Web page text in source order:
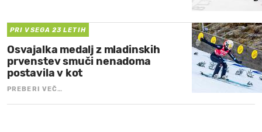
PRI VSEGA 23 LETIH
Osvajalka medalj z mladinskih
prvenstev smuči nenadoma
postavila v kot
PREBERI VEČ…